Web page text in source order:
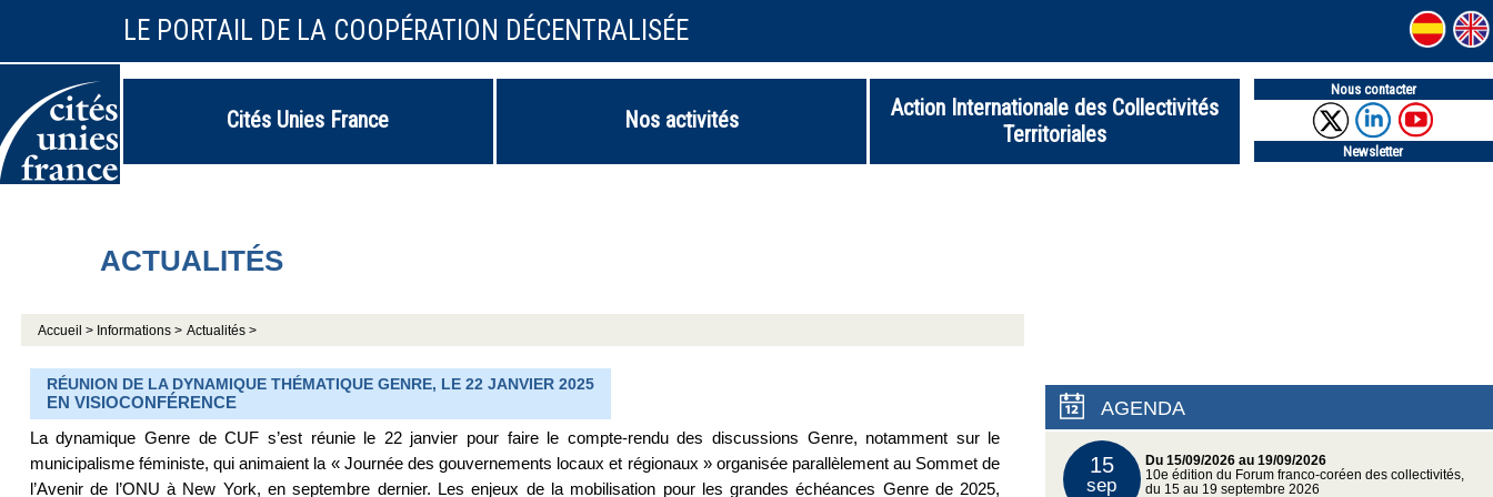
LE PORTAIL DE LA COOPÉRATION DÉCENTRALISÉE
Cités Unies France Nos activités
Action Internationale des Collectivités
Territoriales
Nous contacter
Newsletter
ACTUALITÉS
Accueil > Informations > Actualités >
RÉUNION DE LA DYNAMIQUE THÉMATIQUE GENRE, LE 22 JANVIER 2025
EN VISIOCONFÉRENCE
La dynamique Genre de CUF s’est réunie le 22 janvier pour faire le compte-rendu des discussions Genre, notamment sur le
municipalisme féministe, qui animaient la « Journée des gouvernements locaux et régionaux » organisée parallèlement au Sommet de
l’Avenir de l’ONU à New York, en septembre dernier. Les enjeux de la mobilisation pour les grandes échéances Genre de 2025,
AGENDA
15
sep
Du 15/09/2026 au 19/09/2026
10e édition du Forum franco-coréen des collectivités,
du 15 au 19 septembre 2026